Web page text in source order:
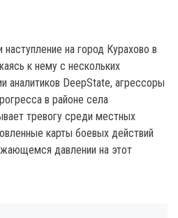
на город Курахово в
к нему с нескольких
аналитиков DeepState, агрессоры
в районе села
тревогу среди местных
карты боевых действий
давлении на этот